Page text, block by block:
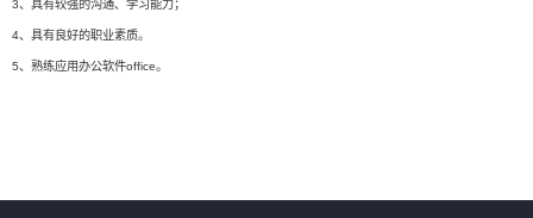
3、具有较强的沟通、学习能力；
4、具有良好的职业素质。
5、熟练应用办公软件office。